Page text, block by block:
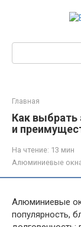
Главная
Как
и
На чтение: 13 мин
Алюминиевые
Алюминиевые
популярность,